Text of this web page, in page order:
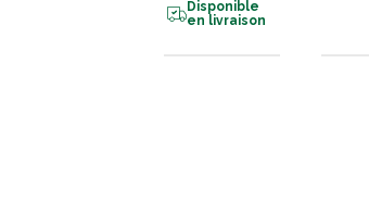
Disponible
en livraison